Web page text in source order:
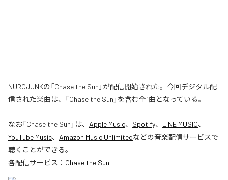
NUROJUNKの「Chase the Sun」が配信開始された。今回デジタル配
信された楽曲は、「Chase the Sun」を含む全1曲となっている。
なお「Chase the Sun 」は、 Apple Music、 Spotify、 LINE MUSIC、
YouTube Music、 Amazon Music Unlimitedなどの音楽配信サービスで
聴くことができる。
各配信サービス： Chase the Sun